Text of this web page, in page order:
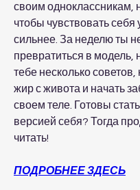
своим одноклассникам,
чтобы чувствовать себя
сильнее. За неделю ты
превратиться в
тебе несколько советов,
жир с живота и начать
своем теле. Готовы
версией себя? Тогда
читать!
ПОДРОБНЕЕ ЗДЕСЬ